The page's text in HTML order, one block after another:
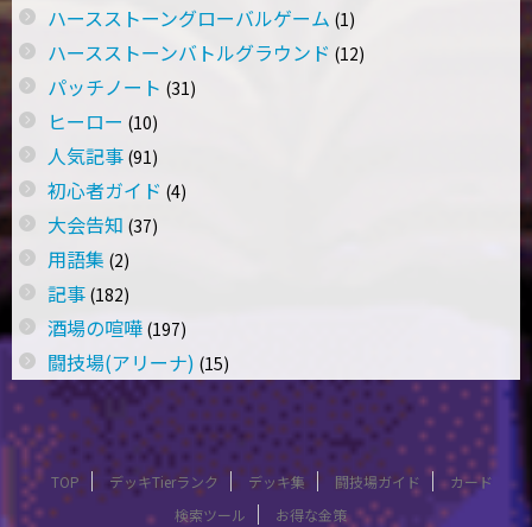
ハースストーングローバルゲーム (1)
ハースストーンバトルグラウンド (12)
パッチノート (31)
ヒーロー (10)
人気記事 (91)
初心者ガイド (4)
大会告知 (37)
用語集 (2)
記事 (182)
酒場の喧嘩 (197)
闘技場(アリーナ) (15)
TOP デッキTierランク デッキ集 闘技場ガイド
カード
検索ツール
お得な金策